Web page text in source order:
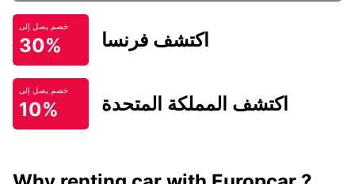
خصم يصل إلى
30% اكتشف فرنسا
خصم يصل إلى
10% اكتشف المملكة المتحدة